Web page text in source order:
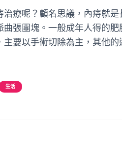
治療呢？顧名思議，內痔就
曲張團塊。一般成年人得的
主要以手術切除為主，其他
生活